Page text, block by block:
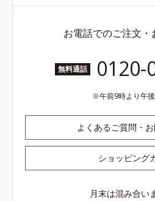
お電話でのご注文
無料通話 0120-
午前9時より午
よくあるご質問・
ショッピング
月末は混み合い